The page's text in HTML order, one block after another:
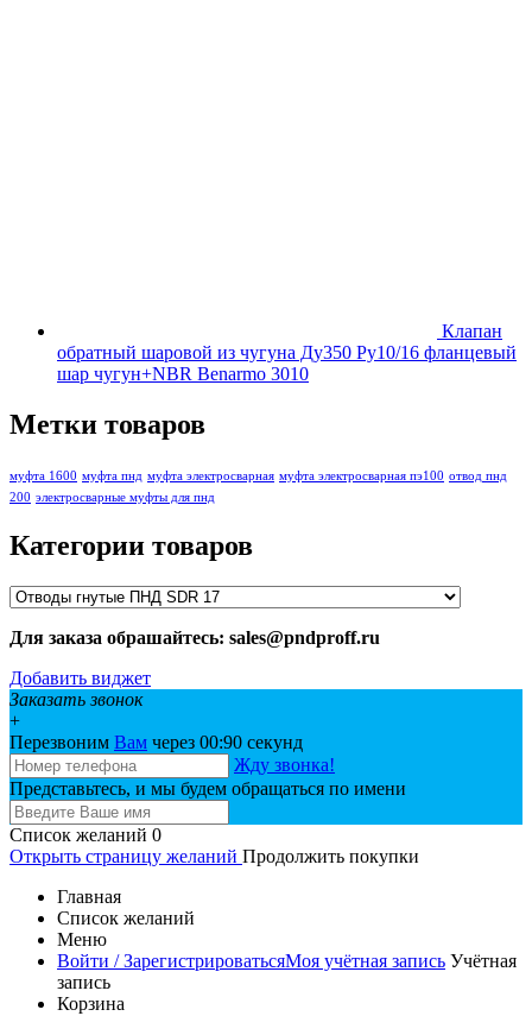
Клапан
обратный шаровой из чугуна Ду350 Ру10/16 фланцевый
шар чугун+NBR Benarmo 3010
Метки товаров
муфта 1600 муфта пнд муфта электросварная муфта электросварная пэ100 отвод пнд
200 электросварные муфты для пнд
Категории товаров
Для заказа обрашайтесь: sales@pndproff.ru
Добавить виджет
Заказать звонок
+
Перезвоним Вам через 00:90 секунд
Жду звонка!
Представьтесь, и мы будем обращаться по имени
Список желаний 0
Открыть страницу желаний Продолжить покупки
Главная
Список желаний
Меню
Войти / ЗарегистрироватьсяМоя учётная запись Учётная
запись
Корзина